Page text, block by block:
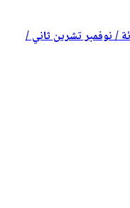
/ نوفمبر تشرين ثاني /